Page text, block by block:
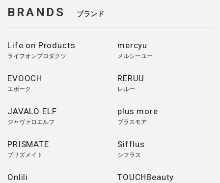
BRANDS ブランド
Life on Products
ライフオンプロダクツ
mercyu
メルシーユー
EVOOCH
エボーク
RERUU
レルー
JAVALO ELF
ジャヴァロエルフ
plus more
プラスモア
PRISMATE
プリズメイト
Sifflus
シフラス
Onlili TOUCHBeauty